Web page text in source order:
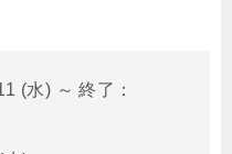
(水) ～ 終了：